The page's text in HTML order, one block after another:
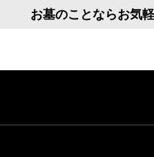
お墓のことならお気